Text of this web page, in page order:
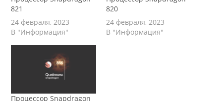
821
24 февраля, 2023
В "Информация"
820
24 февраля, 2023
В "Информация"
Процессор Snapdragon